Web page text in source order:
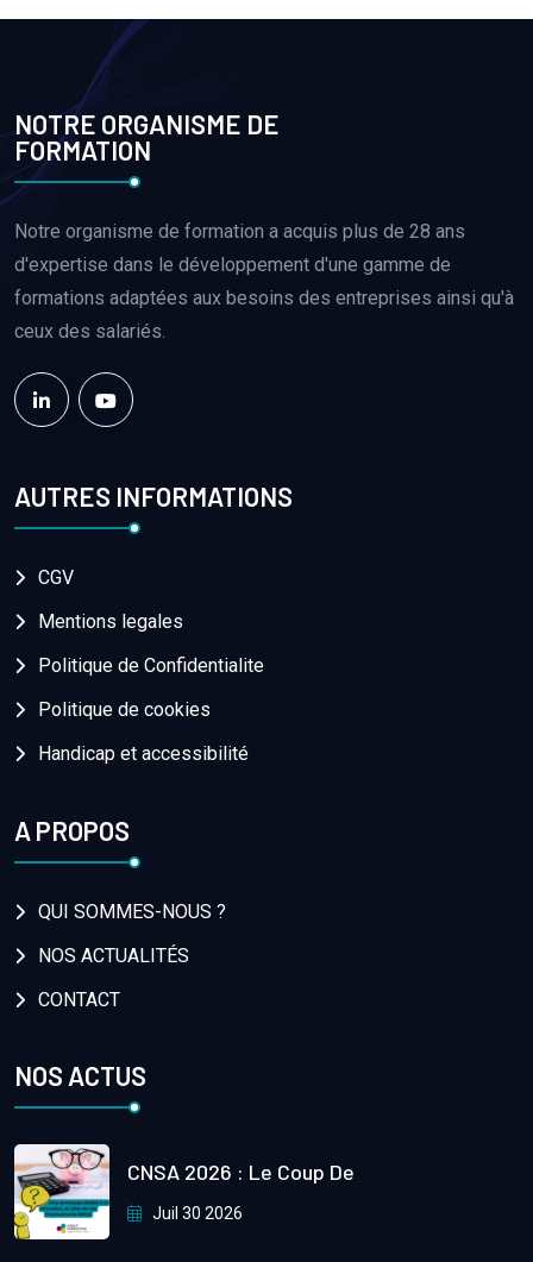
NOTRE ORGANISME DE
FORMATION
Notre organisme de formation a acquis plus de 28 ans
d'expertise dans le développement d'une gamme de
formations adaptées aux besoins des entreprises ainsi qu'à
ceux des salariés.
AUTRES INFORMATIONS
CGV
Mentions legales
Politique de Confidentialite
Politique de cookies
Handicap et accessibilité
A PROPOS
QUI SOMMES-NOUS ?
NOS ACTUALITÉS
CONTACT
NOS ACTUS
CNSA 2026 : Le Coup De
Juil 30 2026